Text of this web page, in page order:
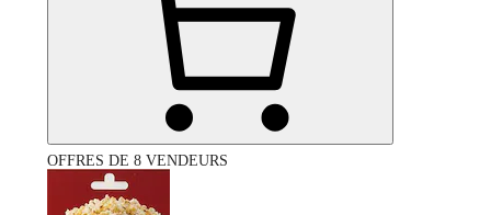
OFFRES DE 8 VENDEURS